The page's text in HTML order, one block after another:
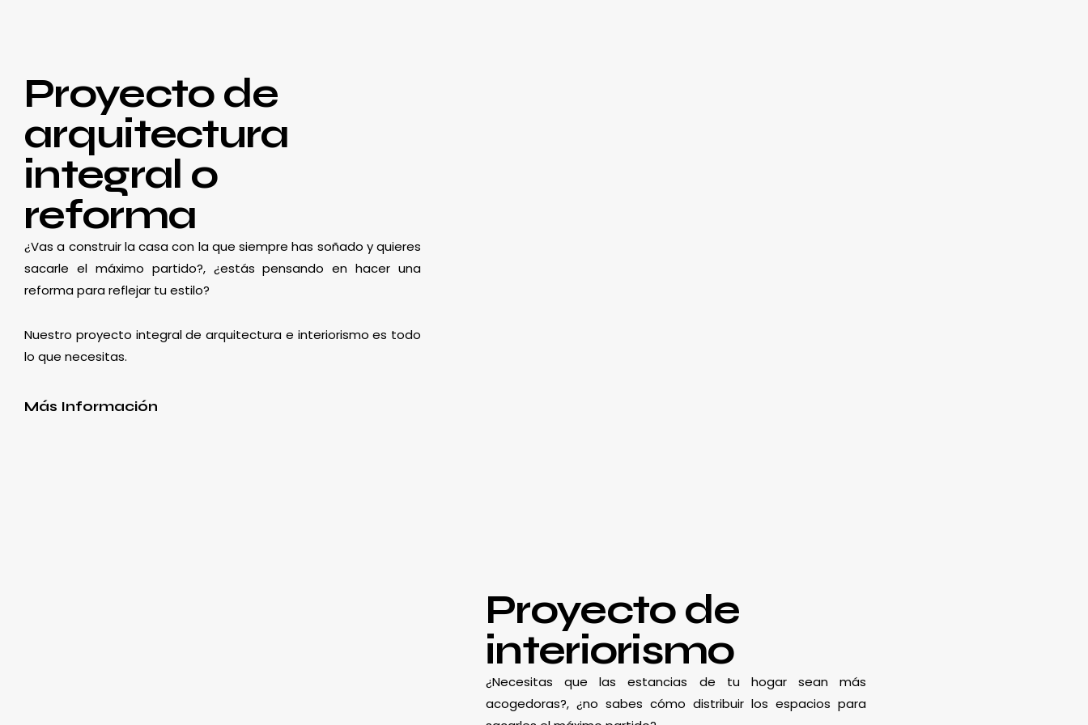
Proyecto de
arquitectura
integral o
reforma
¿Vas a construir la casa con la que siempre has soñado y quieres
sacarle el máximo partido?, ¿estás pensando en hacer una
reforma para reflejar tu estilo?
Nuestro proyecto integral de arquitectura e interiorismo es todo
lo que necesitas.
Más Información
Proyecto de
interiorismo
¿Necesitas que las estancias de tu hogar sean más
acogedoras?, ¿no sabes cómo distribuir los espacios para